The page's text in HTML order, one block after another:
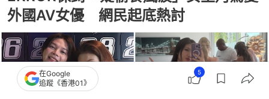
外國AV女優 網民起底熱討
在Google
追蹤《香港01》
5